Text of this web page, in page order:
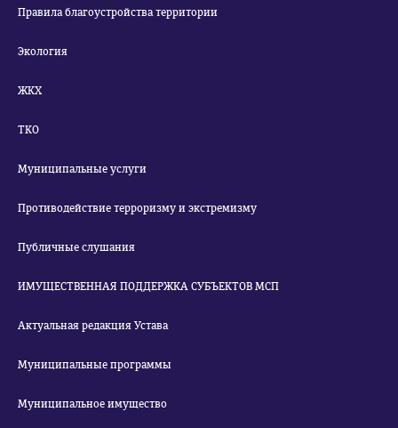
Правила благоустройства территории
Экология
ЖКХ
ТКО
Муниципальные услуги
Противодействие терроризму и экстремизму
Публичные слушания
ИМУЩЕСТВЕННАЯ ПОДДЕРЖКА СУБЪЕКТОВ МСП
Актуальная редакция Устава
Муниципальные программы
Муниципальное имущество